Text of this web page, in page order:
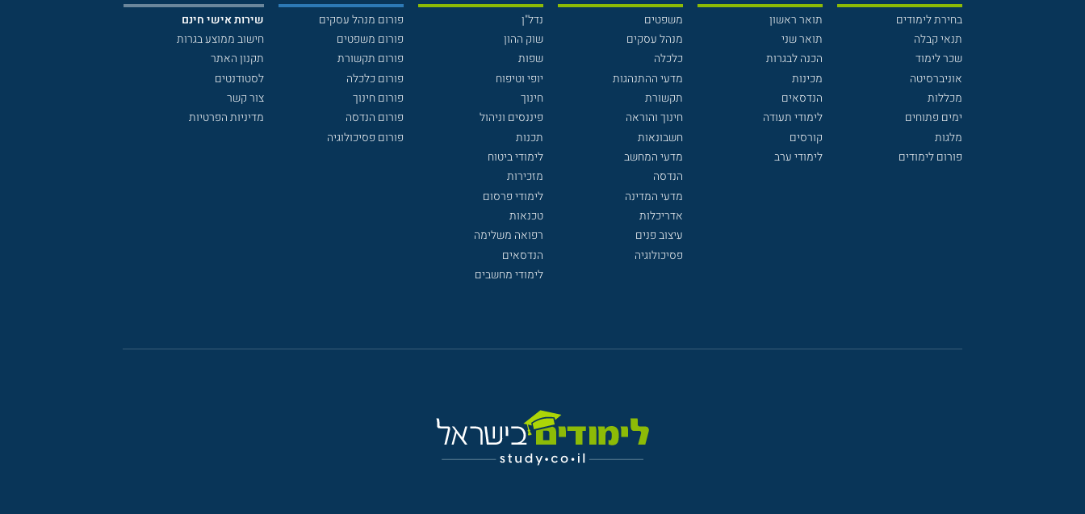
בחירת לימודים
תנאי קבלה
שכר לימוד
אוניברסיטה
מכללות
ימים פתוחים
מלגות
פורום לימודים
תואר ראשון
תואר שני
הכנה לבגרות
מכינות
הנדסאים
לימודי תעודה
קורסים
לימודי ערב
משפטים
מנהל עסקים
כלכלה
מדעי ההתנהגות
תקשורת
חינוך והוראה
חשבונאות
מדעי המחשב
הנדסה
מדעי המדינה
אדריכלות
עיצוב פנים
פסיכולוגיה
נדל"ן
שוק ההון
שפות
יופי וטיפוח
חינוך
פיננסים וניהול
תכנות
לימודי ביטוח
מזכירות
לימודי פרסום
טכנאות
רפואה משלימה
הנדסאים
לימודי מחשבים
פורום מנהל עסקים
פורום משפטים
פורום תקשורת
פורום כלכלה
פורום חינוך
פורום הנדסה
פורום פסיכולוגיה
שירות אישי חינם
חישוב ממוצע בגרות
תקנון האתר
לסטודנטים
צור קשר
מדיניות הפרטיות